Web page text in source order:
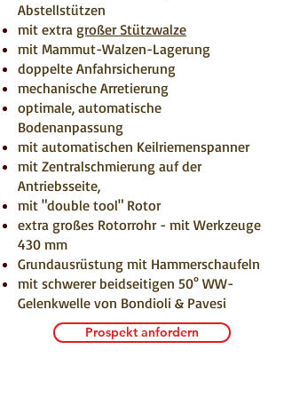
Abstellstützen
mit extra großer Stützwalze
mit Mammut-Walzen-Lagerung
doppelte Anfahrsicherung
mechanische Arretierung
optimale, automatische
Bodenanpassung
mit automatischen Keilriemenspanner
mit Zentralschmierung auf der
Antriebsseite,
mit "double tool" Rotor
extra großes Rotorrohr - mit Werkzeuge
430 mm
Grundausrüstung mit Hammerschaufeln
mit schwerer beidseitigen 50° WW-
Gelenkwelle von Bondioli & Pavesi
Prospekt anfordern